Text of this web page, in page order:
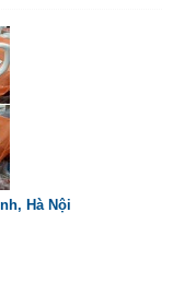
Hà Nội